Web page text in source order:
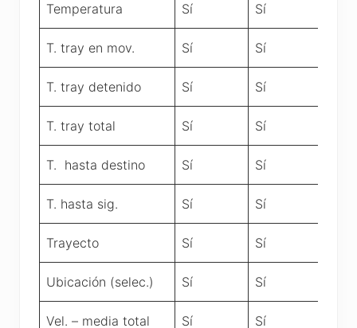
Temperatura Sí Sí
T. tray en mov. Sí Sí
T. tray detenido Sí Sí
T. tray total Sí Sí
T. hasta destino Sí Sí
T. hasta sig. Sí Sí
Trayecto Sí Sí
Ubicación (selec.) Sí Sí
Vel. – media total Sí Sí